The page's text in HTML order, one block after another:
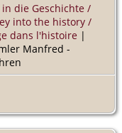
in die Geschichte /
into the history /
dans l'histoire |
Manfred -